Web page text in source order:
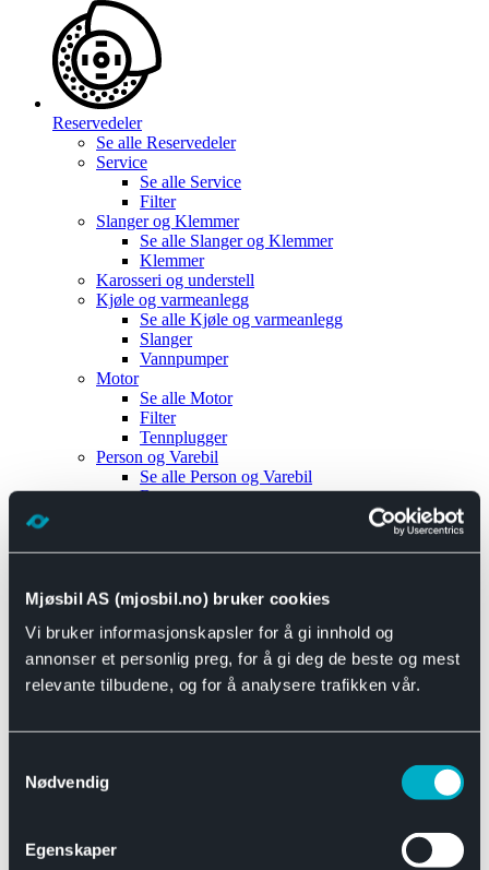
Mjøsbil AS (mjosbil.no) bruker cookies
Vi bruker informasjonskapsler for å gi innhold og
annonser et personlig preg, for å gi deg de beste og mest
relevante tilbudene, og for å analysere trafikken vår.
Nødvendig
Egenskaper
Reservedeler
Se alle Reservedeler
Service
Se alle Service
Filter
Slanger og Klemmer
Se alle Slanger og Klemmer
Klemmer
Karosseri og understell
Kjøle og varmeanlegg
Se alle Kjøle og varmeanlegg
Slanger
Vannpumper
Motor
Se alle Motor
Filter
Tennplugger
Person og Varebil
Se alle Person og Varebil
Brems
Motor og drivverk
Se alle Universal
Bremsedeler
Se alle Bremsedeler
Bremsenippler
Drivline og motor
Se alle Drivline og motor
Eksosanlegg